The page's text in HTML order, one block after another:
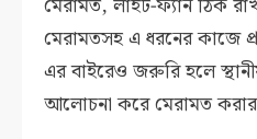
মেরামতসহ এ ধরনের কাজে
এর বাইরেও জরুরি হলে
আলোচনা করে মেরামত করার